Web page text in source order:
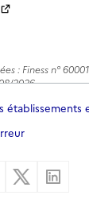
: Finess n°
2026
à
60
établissements
par email
Partager sur
Partager